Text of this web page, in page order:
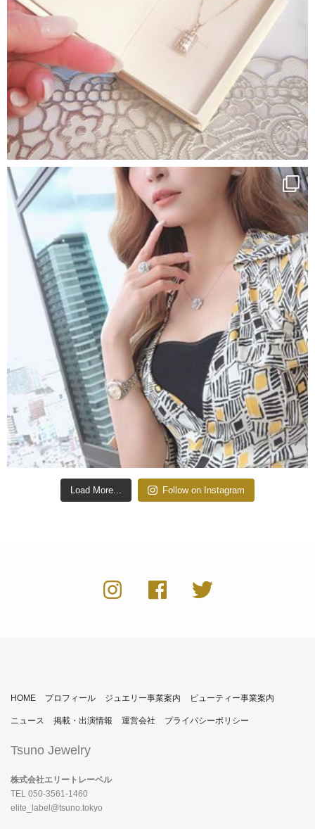
Load More... Follow on Instagram
HOME プロフィール ジュエリー事業案内 ビューティー事業案内
ニュース 掲載・出演情報 運営会社 プライバシーポリシー
Tsuno Jewelry
株式会社エリートレーベル
TEL 050-3561-1460
elite_label@tsuno.tokyo